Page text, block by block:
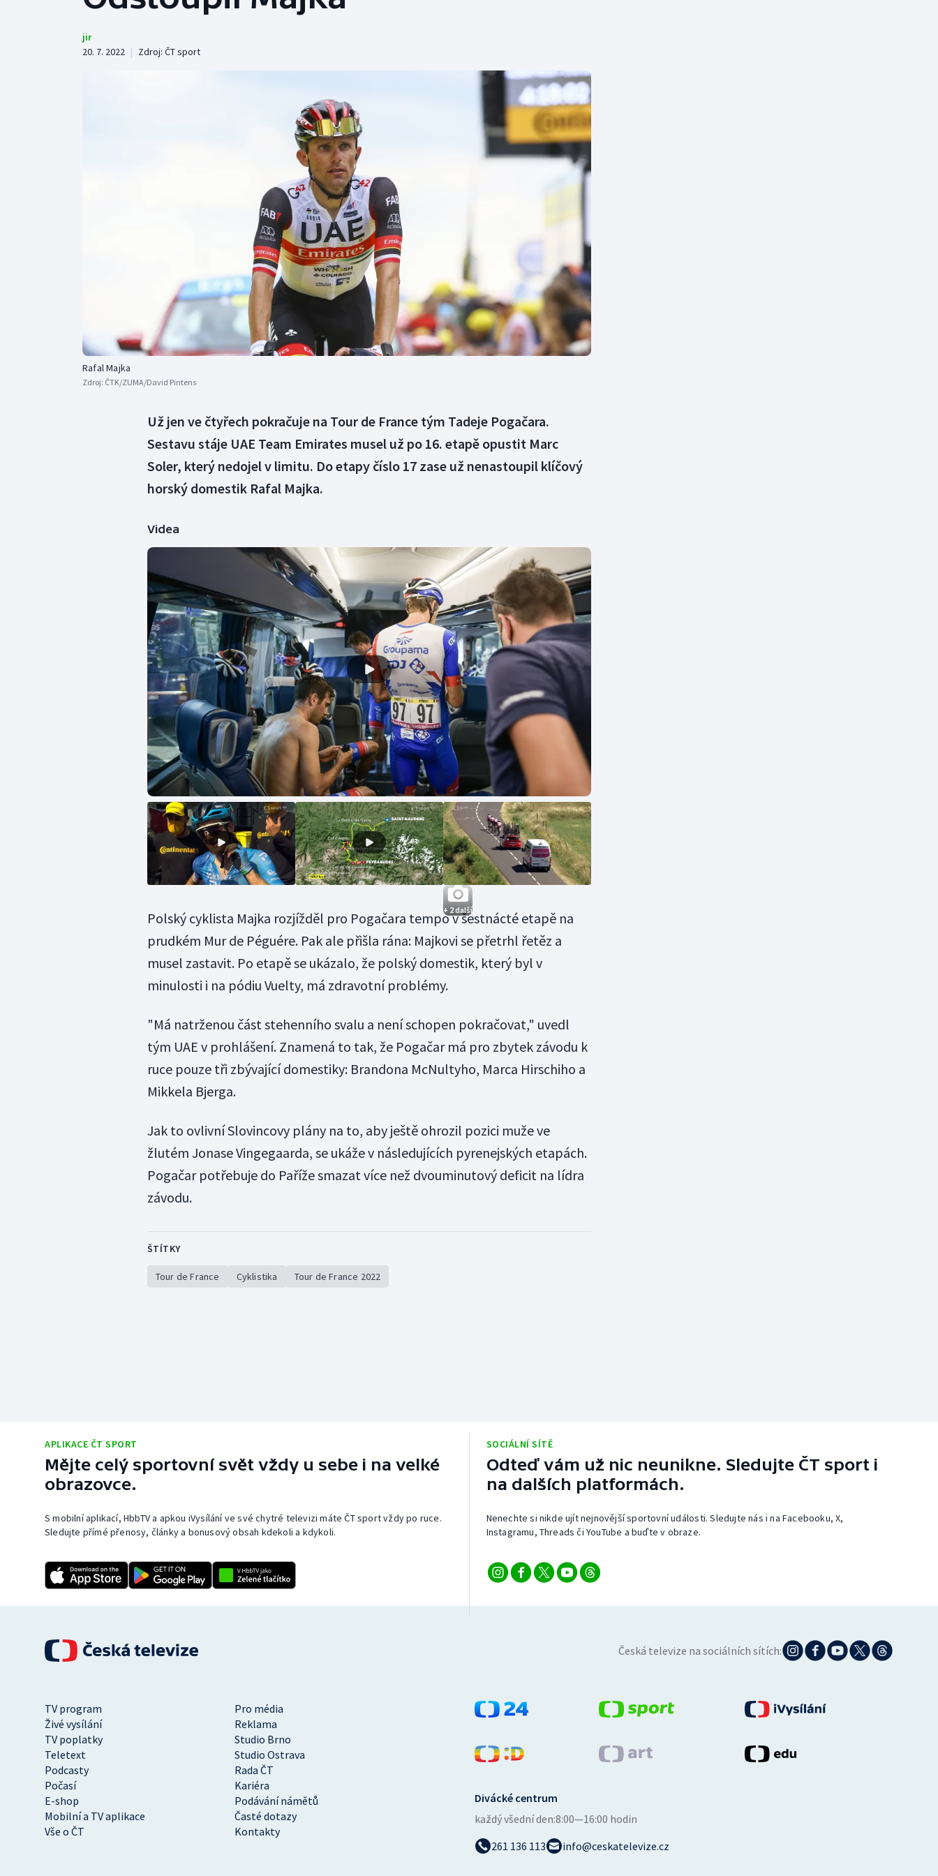
Curling
Vodní slalom
Volejbal
Ostatní
jir
20. 7. 2022 | Zdroj: ČT sport
Rafal Majka
Zdroj: ČTK/ZUMA/David Pintens
Už jen ve čtyřech pokračuje na Tour de France tým Tadeje Pogačara.
Sestavu stáje UAE Team Emirates musel už po 16. etapě opustit Marc
Soler, který nedojel v limitu. Do etapy číslo 17 zase už nenastoupil klíčový
horský domestik Rafal Majka.
Videa
+ 2 další
Polský cyklista Majka rozjížděl pro Pogačara tempo v šestnácté etapě na
prudkém Mur de Péguére. Pak ale přišla rána: Majkovi se přetrhl řetěz a
musel zastavit. Po etapě se ukázalo, že polský domestik, který byl v
minulosti i na pódiu Vuelty, má zdravotní problémy.
"Má natrženou část stehenního svalu a není schopen pokračovat," uvedl
tým UAE v prohlášení. Znamená to tak, že Pogačar má pro zbytek závodu k
ruce pouze tři zbývající domestiky: Brandona McNultyho, Marca Hirschiho a
Mikkela Bjerga.
Jak to ovlivní Slovincovy plány na to, aby ještě ohrozil pozici muže ve
žlutém Jonase Vingegaarda, se ukáže v následujících pyrenejských etapách.
Pogačar potřebuje do Paříže smazat více než dvouminutový deficit na lídra
závodu.
ŠTÍTKY
Tour de France Cyklistika Tour de France 2022
APLIKACE ČT SPORT
Mějte celý sportovní svět vždy u sebe i na velké
obrazovce.
S mobilní aplikací, HbbTV a apkou iVysílání ve své chytré televizi máte ČT sport vždy po ruce.
Sledujte přímé přenosy, články a bonusový obsah kdekoli a kdykoli.
SOCIÁLNÍ SÍTĚ
Odteď vám už nic neunikne. Sledujte ČT sport i
na dalších platformách.
Nenechte si nikde ujít nejnovější sportovní události. Sledujte nás i na Facebooku, X,
Instagramu, Threads či YouTube a buďte v obraze.
Česká televize na sociálních sítích:
TV program
Pro média
Živé vysílání
Reklama
TV poplatky
Studio Brno
Teletext
Studio Ostrava
Podcasty
Rada ČT
Počasí
Kariéra
E-shop
Podávání námětů
Mobilní a TV aplikace
Časté dotazy
Vše o ČT
Kontakty
Divácké centrum
každý všední den:8:00—16:00 hodin
261 136 113
info@ceskatelevize.cz